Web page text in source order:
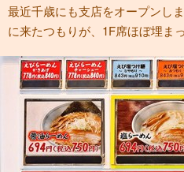
最近千歳にも支店をオープンし
に来たつもりが、1F席ほぼ埋ま